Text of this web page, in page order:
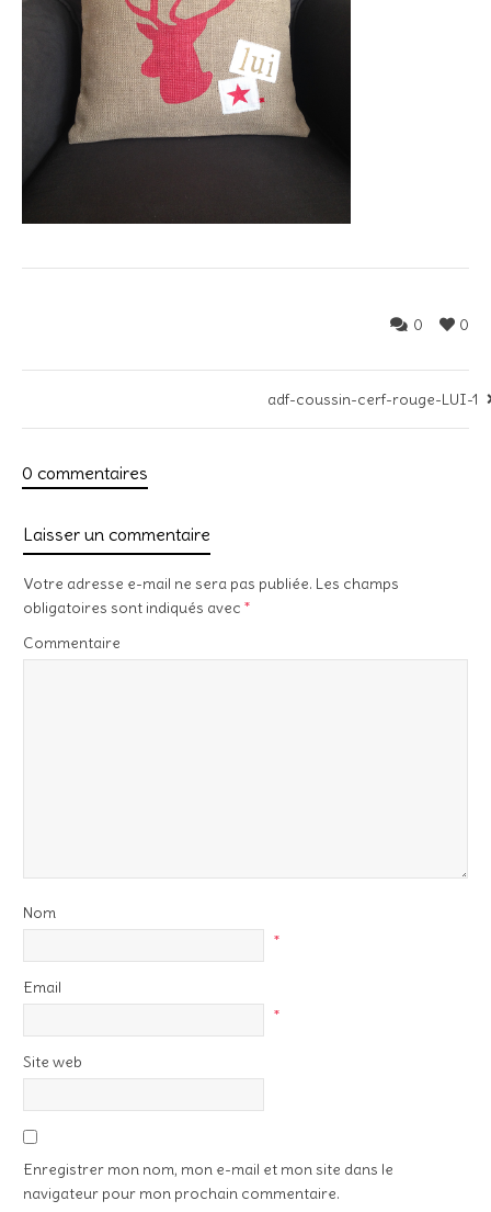
0
0
adf-coussin-cerf-rouge-LUI-1
0 commentaires
Laisser un commentaire
Votre adresse e-mail ne sera pas publiée. Les champs
obligatoires sont indiqués avec *
Commentaire
Nom
*
Email
*
Site web
Enregistrer mon nom, mon e-mail et mon site dans le
navigateur pour mon prochain commentaire.